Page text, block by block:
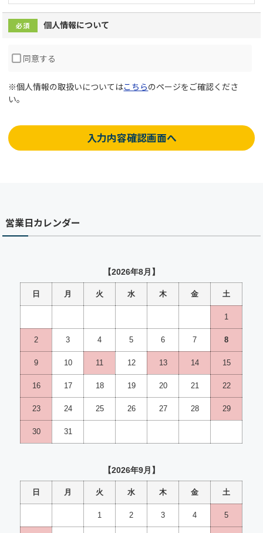
必須 個人情報について
同意する
※個人情報の取扱いについてはこちらのページをご確認くださ
い。
入力内容確認画面へ
営業日カレンダー